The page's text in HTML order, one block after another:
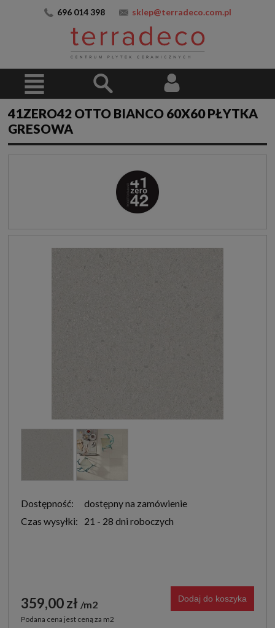
696 014 398 sklep@terradeco.com.pl
41ZERO42 OTTO BIANCO 60X60 PŁYTKA
GRESOWA
Dostępność:
dostępny na zamówienie
Czas wysyłki:
21 - 28 dni roboczych
359,00 zł m2
Podana cena jest ceną za m2
Dodaj do koszyka